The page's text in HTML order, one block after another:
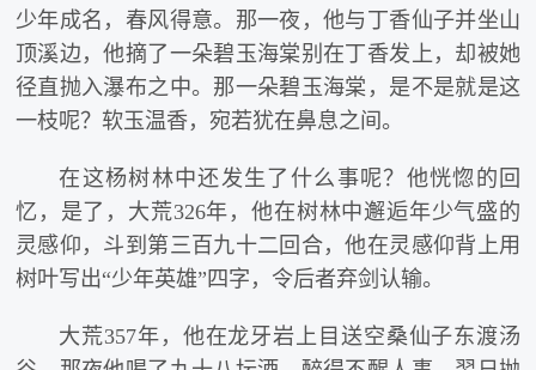
少年成名，春风得意。那一夜，他与丁香仙子并坐山
顶溪边，他摘了一朵碧玉海棠别在丁香发上，却被她
径直抛入瀑布之中。那一朵碧玉海棠，是不是就是这
一枝呢？软玉温香，宛若犹在鼻息之间。
在这杨树林中还发生了什么事呢？他恍惚的回
忆，是了，大荒326年，他在树林中邂逅年少气盛的
灵感仰，斗到第三百九十二回合，他在灵感仰背上用
树叶写出“少年英雄”四字，令后者弃剑认输。
大荒357年，他在龙牙岩上目送空桑仙子东渡汤